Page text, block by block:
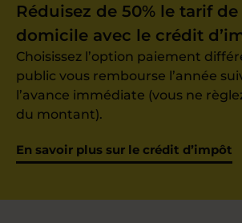
Réduisez de 50% le tarif
domicile avec le crédit
Choisissez l’option paiement
public vous rembourse l’année
l’avance immédiate (vous ne
du montant).
En savoir plus sur le crédit d’impôt